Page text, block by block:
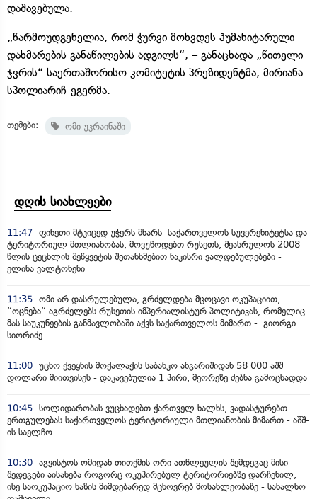
დაშავებულა.
„წარმოუდგენელია, რომ ჭურვი მოხვდეს ჰუმანიტარული
დახმარების განაწილების ადგილს“, – განაცხადა „წითელი
ჯვრის“ საერთაშორისო კომიტეტის პრეზიდენტმა, მირიანა
სპოლიარიჩ-ეგერმა.
თემები: ომი უკრაინაში
დღის სიახლეები
11:47 ფინეთი მტკიცედ უჭერს მხარს საქართველოს სუვერენიტეტსა და
ტერიტორიულ მთლიანობას, მოვუწოდებთ რუსეთს, შეასრულოს 2008
წლის ცეცხლის შეწყვეტის შეთანხმებით ნაკისრი ვალდებულებები -
ელინა ვალტონენი
11:35 ომი არ დასრულებულა, გრძელდება მცოცავი ოკუპაციით,
“ოცნება“ აგრძელებს რუსეთის იმპერიალისტურ პოლიტიკას, რომელიც
მას საუკუნეების განმავლობაში აქვს საქართველოს მიმართ - გიორგი
სიორიძე
11:00 უცხო ქვეყნის მოქალაქის საბანკო ანგარიშიდან 58 000 აშშ
დოლარი მიითვისეს - დაკავებულია 1 პირი, მეორეზე ძებნა გამოცხადდა
10:45 სოლიდარობას ვუცხადებთ ქართველ ხალხს, ვადასტურებთ
ერთგულებას საქართველოს ტერიტორიული მთლიანობის მიმართ - აშშ-
ის საელჩო
10:30 აგვისტოს ომიდან თითქმის ორი ათწლეულის შემდეგაც მისი
შედეგები აისახება როგორც ოკუპირებულ ტერიტორიებზე დარჩენილ,
ისე საოკუპაციო ხაზის მიმდებარედ მცხოვრებ მოსახლეობაზე - სახალხო